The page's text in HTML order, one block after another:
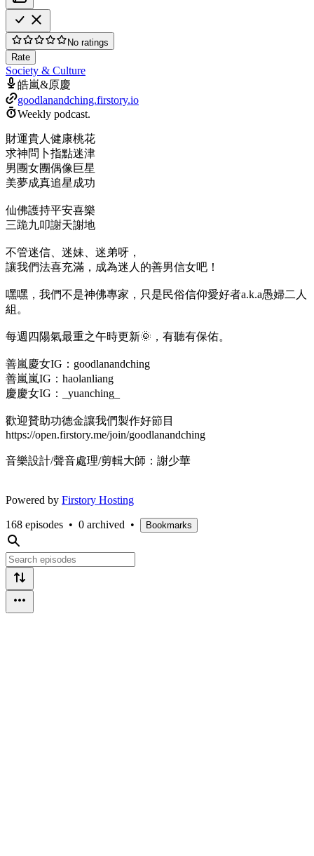
No ratings
Rate
Society & Culture
皓嵐&原慶
goodlanandching.firstory.io
Weekly podcast.
財運貴人健康桃花
求神問卜指點迷津
男團女團偶像巨星
美夢成真追星成功
仙佛護持平安喜樂
三跪九叩謝天謝地
不管迷信、迷妹、迷弟呀，
讓我們法喜充滿，成為迷人的善男信女吧！
嘿嘿，我們不是神佛專家，只是民俗信仰愛好者a.k.a愚婦二人
組。
每週四陽氣最重之午時更新🌞，有聽有保佑。
善嵐慶女IG：goodlanandching
善嵐嵐IG：haolanliang
慶慶女IG：_yuanching_
歡迎贊助功德金讓我們製作好節目
https://open.firstory.me/join/goodlanandching
音樂設計/聲音處理/剪輯大師：謝少華
Powered by Firstory Hosting
168 episodes • 0 archived • Bookmarks